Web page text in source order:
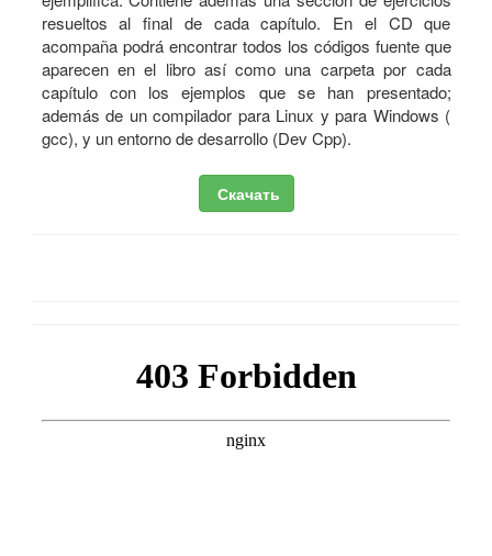
resueltos al final de cada capítulo. En el CD que
acompaña podrá encontrar todos los códigos fuente que
aparecen en el libro así como una carpeta por cada
capítulo con los ejemplos que se han presentado;
además de un compilador para Linux y para Windows (
gcc), y un entorno de desarrollo (Dev Cpp).
Скачать